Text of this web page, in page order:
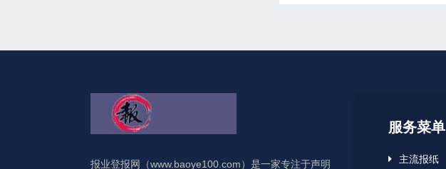
报业登报网（www.baoye100.com）是一家专注于声明
服务菜单
主流报纸